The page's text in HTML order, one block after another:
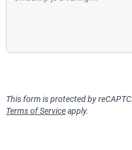
This form is protected by
Terms of Serviceapply.